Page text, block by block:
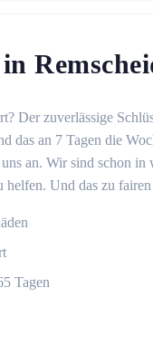
Der zuverlässige
das an 7 Tagen die
an. Wir sind schon
helfen. Und das zu
Tagen